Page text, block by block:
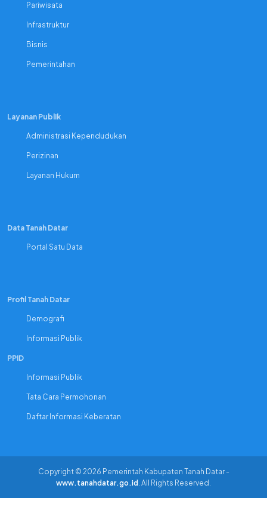
Pariwisata
Infrastruktur
Bisnis
Pemerintahan
Layanan Publik
Administrasi Kependudukan
Perizinan
Layanan Hukum
Data Tanah Datar
Portal Satu Data
Profil Tanah Datar
Demografi
Informasi Publik
PPID
Informasi Publik
Tata Cara Permohonan
Daftar Informasi Keberatan
Copyright © 2026 Pemerintah Kabupaten Tanah Datar -
www.tanahdatar.go.id . All Rights Reserved.